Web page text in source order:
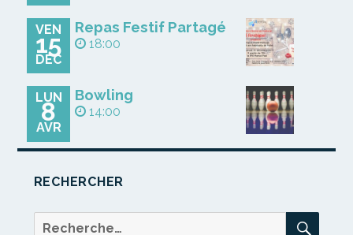
VEN
15
DÉC
Repas Festif Partagé
18:00
LUN
8
AVR
Bowling
14:00
RECHERCHER
Recherche